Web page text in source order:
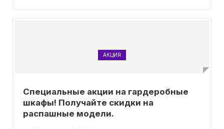
АКЦИЯ
Специальные акции на гардеробные
шкафы! Получайте скидки на
распашные модели.